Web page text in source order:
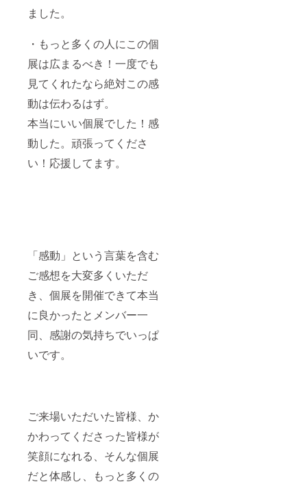
ました。
・もっと多くの人にこの個
展は広まるべき！一度でも
見てくれたなら絶対この感
動は伝わるはず。
本当にいい個展でした！感
動した。頑張ってくださ
い！応援してます。
「感動」という言葉を含む
ご感想を大変多くいただ
き、個展を開催できて本当
に良かったとメンバー一
同、感謝の気持ちでいっぱ
いです。
ご来場いただいた皆様、か
かわってくださった皆様が
笑顔になれる、そんな個展
だと体感し、もっと多くの